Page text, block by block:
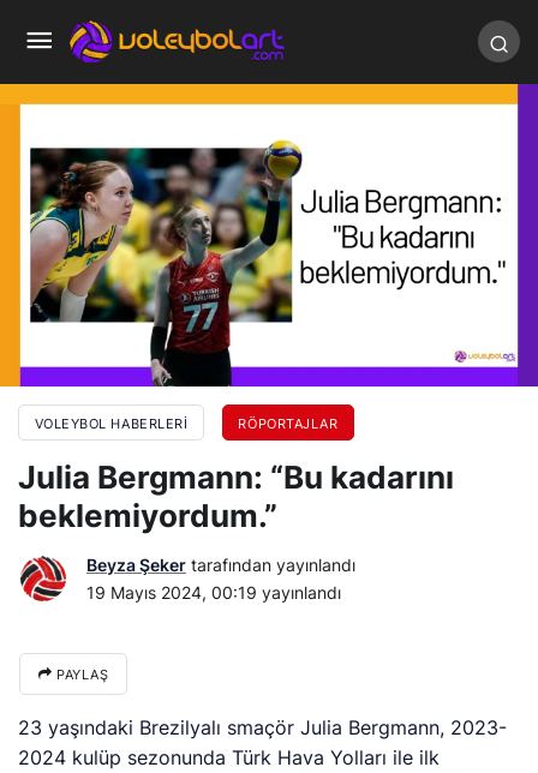
VOLEYBOL HABERLERI RÖPORTAJLAR
Julia Bergmann: “Bu kadarını
beklemiyordum.”
Beyza Şeker tarafından yayınlandı
19 Mayıs 2024, 00:19 yayınlandı
PAYLAŞ
23 yaşındaki Brezilyalı smaçör Julia Bergmann, 2023-
2024 kulüp sezonunda Türk Hava Yolları ile ilk